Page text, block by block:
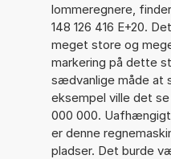
lommeregnere,
148 126 416 E+20.
meget store og
markering på dette
sædvanlige måde at
eksempel ville det se
000 000.
er denne
pladser. Det burde